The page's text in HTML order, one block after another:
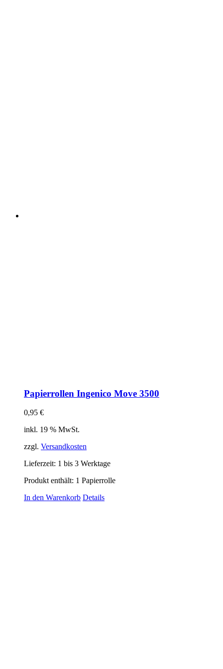
Papierrollen Ingenico Move 3500
0,95 €
inkl. 19 % MwSt.
zzgl. Versandkosten
Lieferzeit: 1 bis 3 Werktage
Produkt enthält: 1 Papierrolle
In den Warenkorb Details